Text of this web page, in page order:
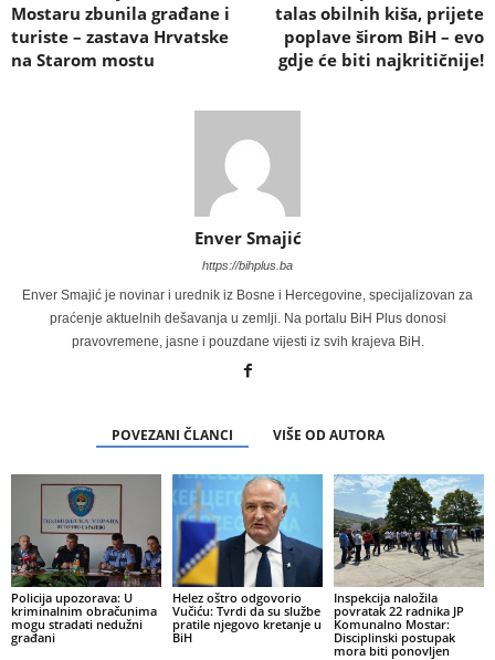
Mostaru zbunila građane i
turiste – zastava Hrvatske
na Starom mostu
talas obilnih kiša, prijete
poplave širom BiH – evo
gdje će biti najkritičnije!
Enver Smajić
https://bihplus.ba
Enver Smajić je novinar i urednik iz Bosne i Hercegovine, specijalizovan za
praćenje aktuelnih dešavanja u zemlji. Na portalu BiH Plus donosi
pravovremene, jasne i pouzdane vijesti iz svih krajeva BiH.
POVEZANI ČLANCI VIŠE OD AUTORA
Policija upozorava: U
kriminalnim obračunima
mogu stradati nedužni
građani
Helez oštro odgovorio
Vučiću: Tvrdi da su službe
pratile njegovo kretanje u
BiH
Inspekcija naložila
povratak 22 radnika JP
Komunalno Mostar:
Disciplinski postupak
mora biti ponovljen